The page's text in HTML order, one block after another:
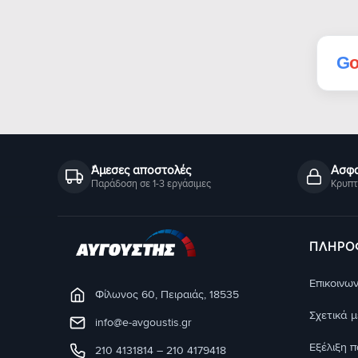
Άμεσες αποστολές
Παράδοση σε 1-3 εργάσιμες
Go
Φίλωνος 60, Πειραιάς, 18535
info@e-avgoustis.gr
210 4131814 – 210 4179418
Σχετικά
Εξέλιξη